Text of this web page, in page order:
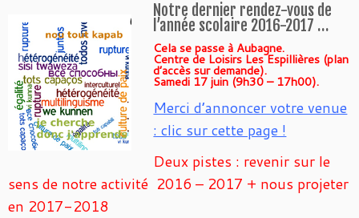
Notre dernier rendez-vous de
l’année scolaire 2016-2017 …
Cela se passe à Aubagne.
Centre de Loisirs Les Espillières (plan
d’accès sur demande).
Samedi 17 juin (9h30 – 17h00).
Merci d’annoncer votre venue
: clic sur cette page !
Deux pistes : revenir sur le
sens de notre activité 2016 – 2017 + nous projeter
en 2017-2018